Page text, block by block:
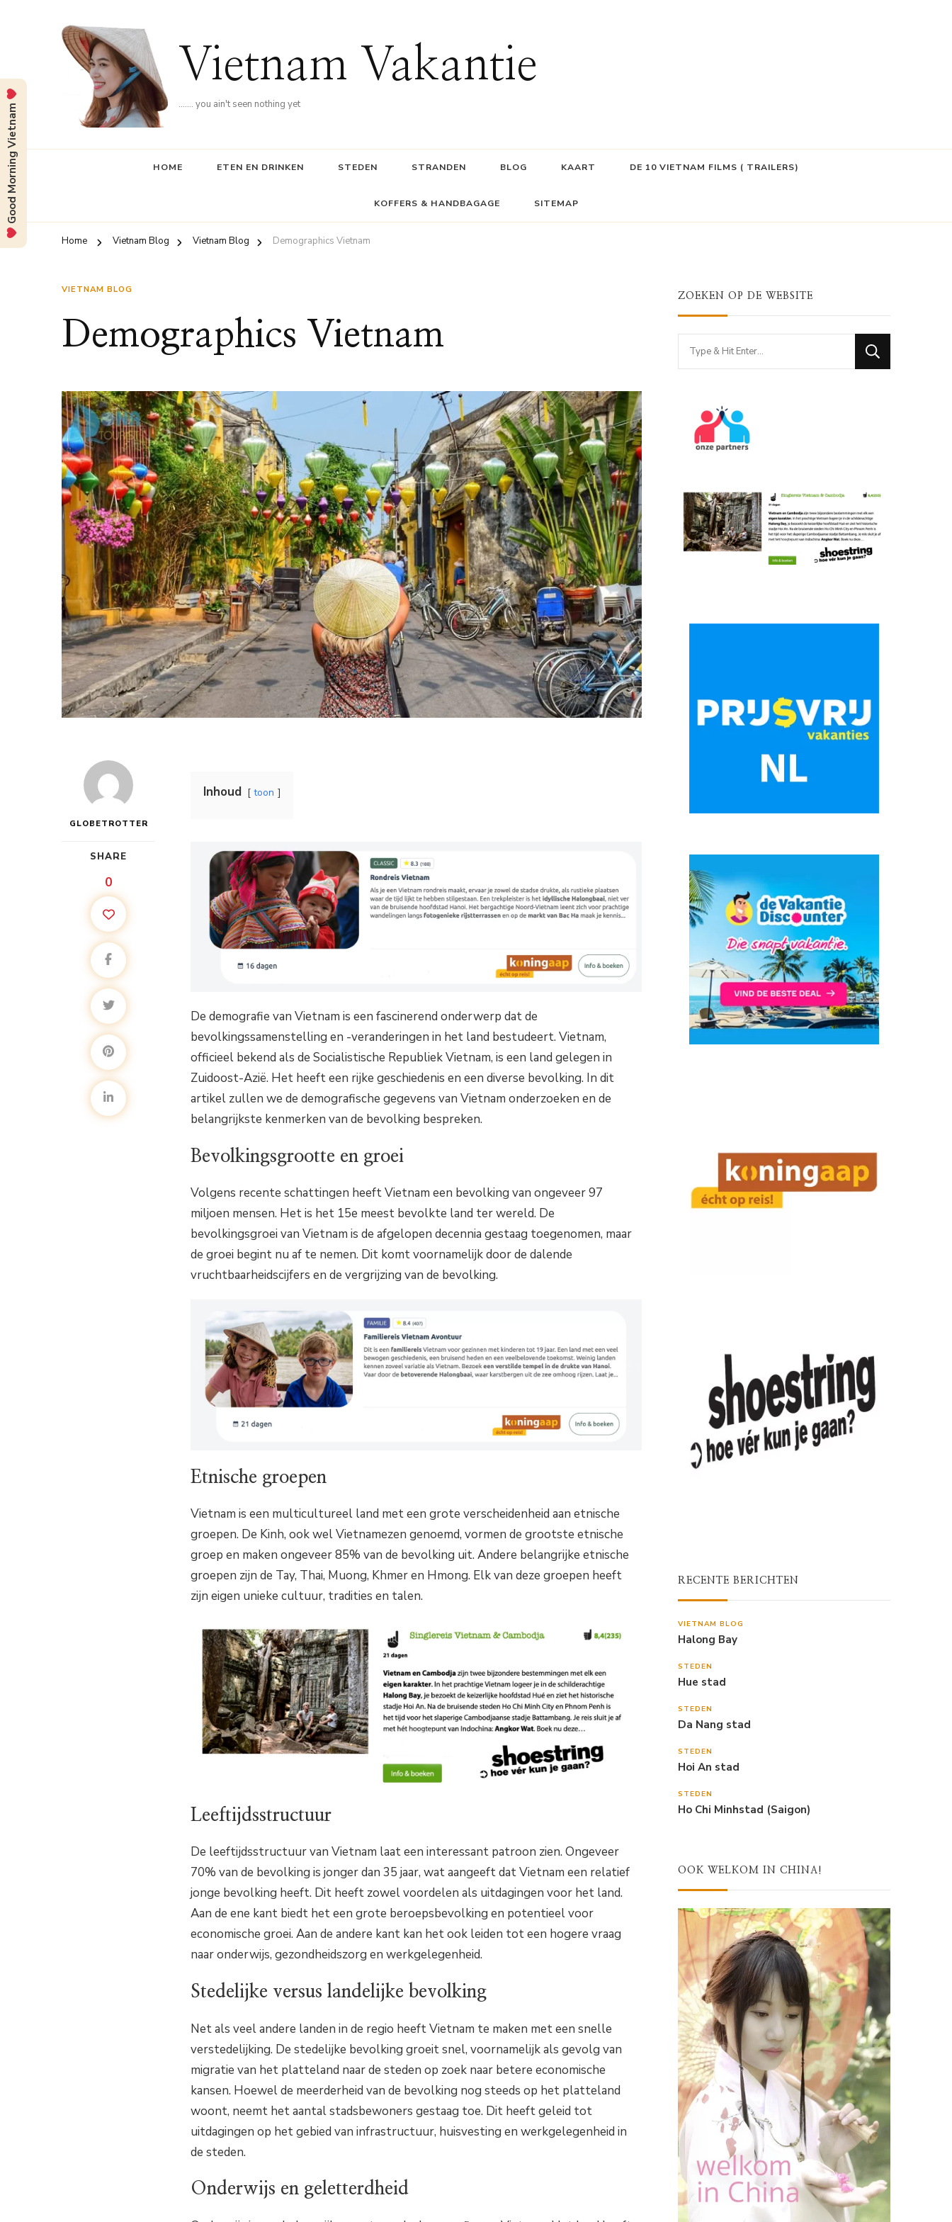
Vietnam Vakantie
……. you ain't seen nothing yet
HOME ETEN EN DRINKEN STEDEN STRANDEN BLOG KAART DE 10 VIETNAM FILMS ( TRAILERS)
KOFFERS & HANDBAGAGE SITEMAP
Home Vietnam Blog Vietnam Blog Demographics Vietnam
VIETNAM BLOG
Demographics Vietnam
GLOBETROTTER
SHARE
0
Inhoud toon
De demografie van Vietnam is een fascinerend onderwerp dat de
bevolkingssamenstelling en -veranderingen in het land bestudeert. Vietnam,
officieel bekend als de Socialistische Republiek Vietnam, is een land gelegen in
Zuidoost-Azië. Het heeft een rijke geschiedenis en een diverse bevolking. In dit
artikel zullen we de demografische gegevens van Vietnam onderzoeken en de
belangrijkste kenmerken van de bevolking bespreken.
Bevolkingsgrootte en groei
Volgens recente schattingen heeft Vietnam een bevolking van ongeveer 97
miljoen mensen. Het is het 15e meest bevolkte land ter wereld. De
bevolkingsgroei van Vietnam is de afgelopen decennia gestaag toegenomen, maar
de groei begint nu af te nemen. Dit komt voornamelijk door de dalende
vruchtbaarheidscijfers en de vergrijzing van de bevolking.
Etnische groepen
Vietnam is een multicultureel land met een grote verscheidenheid aan etnische
groepen. De Kinh, ook wel Vietnamezen genoemd, vormen de grootste etnische
groep en maken ongeveer 85% van de bevolking uit. Andere belangrijke etnische
groepen zijn de Tay, Thai, Muong, Khmer en Hmong. Elk van deze groepen heeft
zijn eigen unieke cultuur, tradities en talen.
Leeftijdsstructuur
De leeftijdsstructuur van Vietnam laat een interessant patroon zien. Ongeveer
70% van de bevolking is jonger dan 35 jaar, wat aangeeft dat Vietnam een relatief
jonge bevolking heeft. Dit heeft zowel voordelen als uitdagingen voor het land.
Aan de ene kant biedt het een grote beroepsbevolking en potentieel voor
economische groei. Aan de andere kant kan het ook leiden tot een hogere vraag
naar onderwijs, gezondheidszorg en werkgelegenheid.
Stedelijke versus landelijke bevolking
Net als veel andere landen in de regio heeft Vietnam te maken met een snelle
verstedelijking. De stedelijke bevolking groeit snel, voornamelijk als gevolg van
migratie van het platteland naar de steden op zoek naar betere economische
kansen. Hoewel de meerderheid van de bevolking nog steeds op het platteland
woont, neemt het aantal stadsbewoners gestaag toe. Dit heeft geleid tot
uitdagingen op het gebied van infrastructuur, huisvesting en werkgelegenheid in
de steden.
Onderwijs en geletterdheid
ZOEKEN OP DE WEBSITE
Looking
RECENTE BERICHTEN
VIETNAM BLOG
Halong Bay
STEDEN
Hue stad
STEDEN
Da Nang stad
STEDEN
Hoi An stad
STEDEN
Ho Chi Minhstad (Saigon)
OOK WELKOM IN CHINA!
Good Morning Vietnam